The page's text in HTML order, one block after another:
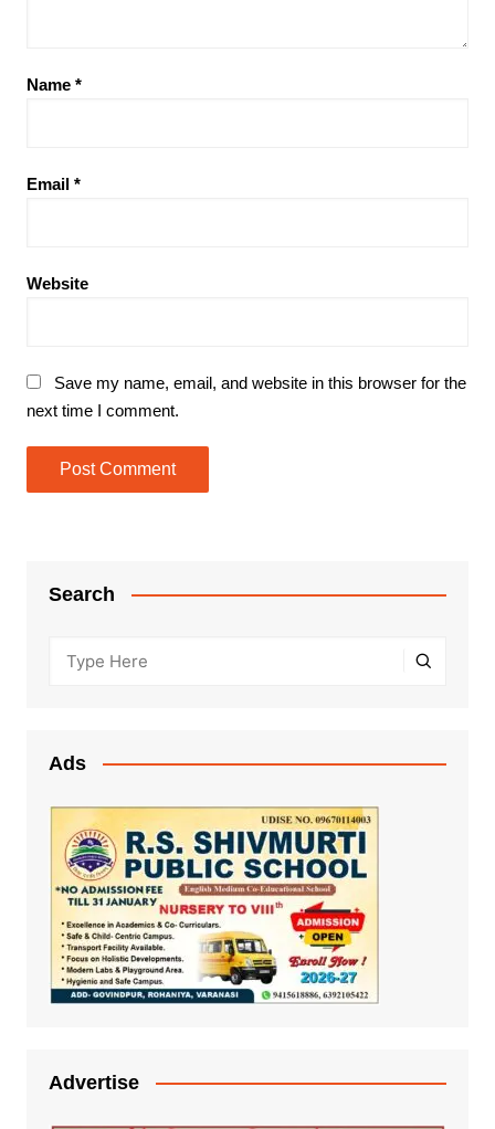
Name *
Email *
Website
Save my name, email, and website in this browser for the
next time I comment.
Search
Ads
Advertise